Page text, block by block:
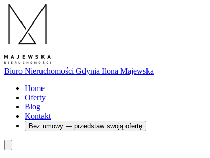
Biuro Nieruchomości Gdynia Ilona Majewska
Home
Oferty
Blog
Kontakt
Bez umowy — przedstaw swoją ofertę